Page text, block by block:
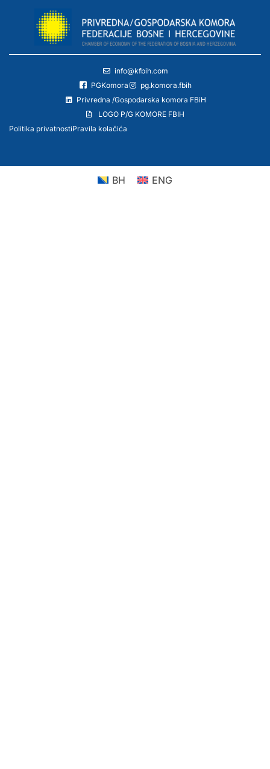
info@kfbih.com
PGKomora
pg.komora.fbih
Privredna /Gospodarska komora FBiH
LOGO P/G KOMORE FBIH
Politika privatnostiPravila kolačića
BH ENG